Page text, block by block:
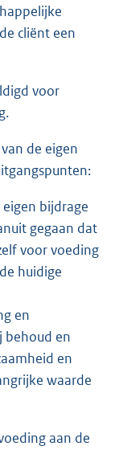
cliënt een
voor
de eigen
bijdrage
gegaan dat
voor voeding
huidige
en
behoud en
en
waarde
aan de